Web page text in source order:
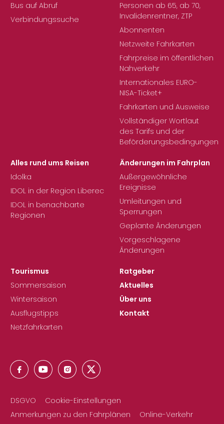
Bus auf Abruf
Verbindungssuche
Personen ab 65, ab 70,
Invalidenrentner, ZTP
Abonnenten
Netzweite Fahrkarten
Fahrpreise im öffentlichen
Nahverkehr
Internationales EURO-
NISA-Ticket+
Fahrkarten und Ausweise
Vollständiger Wortlaut
des Tarifs und der
Beförderungsbedingungen
Alles rund ums Reisen
Idolka
IDOL in der Region Liberec
IDOL in benachbarte
Regionen
Änderungen im Fahrplan
Außergewöhnliche
Ereignisse
Umleitungen und
Sperrungen
Geplante Änderungen
Vorgeschlagene
Änderungen
Tourismus
Sommersaison
Wintersaison
Ausflugstipps
Netzfahrkarten
Ratgeber
Aktuelles
Über uns
Kontakt
DSGVO
Cookie-Einstellungen
Anmerkungen zu den Fahrplänen
Online-Verkehr